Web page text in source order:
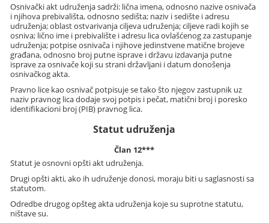
Osnivački akt udruženja sadrži: lična imena, odnosno nazive osnivača
i njihova prebivališta, odnosno sedišta; naziv i sedište i adresu
udruženja; oblast ostvarivanja ciljeva udruženja; ciljeve radi kojih se
osniva; lično ime i prebivalište i adresu lica ovlašćenog za zastupanje
udruženja; potpise osnivača i njihove jedinstvene matične brojeve
građana, odnosno broj putne isprave i državu izdavanja putne
isprave za osnivače koji su strani državljani i datum donošenja
osnivačkog akta.
Pravno lice kao osnivač potpisuje se tako što njegov zastupnik uz
naziv pravnog lica dodaje svoj potpis i pečat, matični broj i poresko
identifikacioni broj (PIB) pravnog lica.
Statut udruženja
Član 12***
Statut je osnovni opšti akt udruženja.
Drugi opšti akti, ako ih udruženje donosi, moraju biti u saglasnosti sa
statutom.
Odredbe drugog opšteg akta udruženja koje su suprotne statutu,
ništave su.